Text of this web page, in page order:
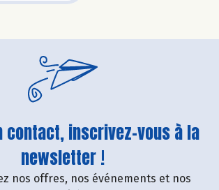
contact, inscrivez-vous à la
newsletter !
nos offres, nos événements et nos